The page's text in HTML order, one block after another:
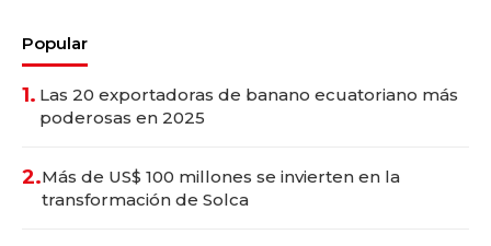
Popular
1. Las 20 exportadoras de banano ecuatoriano más
poderosas en 2025
2.Más de US$ 100 millones se invierten en la
transformación de Solca